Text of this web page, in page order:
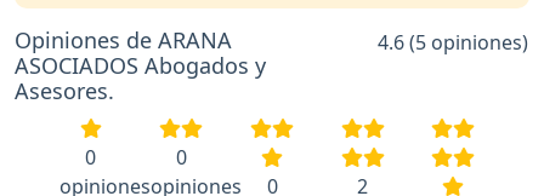
Opiniones de ARANA
ASOCIADOS Abogados y
Asesores.
4.6 (5 opiniones)
0
opiniones
0
opiniones
0
2